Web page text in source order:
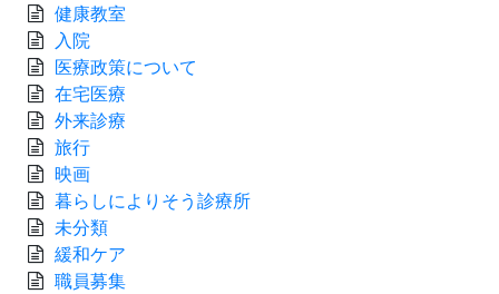
健康教室
入院
医療政策について
在宅医療
外来診療
旅行
映画
暮らしによりそう診療所
未分類
緩和ケア
職員募集